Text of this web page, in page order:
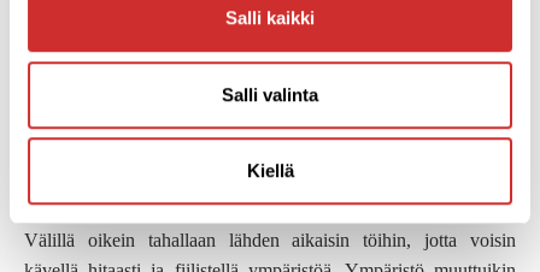
Salli kaikki
Salli valinta
Kiellä
olemme tiedottomassa tilassa, eikä mieli silloin saa välttämättä
Jotenkin tuo 15-30 minuutin meditointi päivässä, antoikin
enää pelkkiä siirtymisiä vaan niistä alkoi muodostua retkiä.
Matkat, jotka aiemmin menin pyörällä, meninkin kävellen.
Välillä oikein tahallaan lähden aikaisin töihin, jotta voisin